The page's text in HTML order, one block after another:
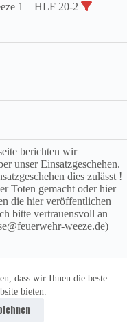
dass wir Ihnen die beste
bieten.
1 – HLF 20-2
berichten wir
unser Einsatzgeschehen.
dies zulässt !
Toten gemacht oder hier
die hier veröffentlichen
bitte vertrauensvoll an
weeze.de)
Impressum